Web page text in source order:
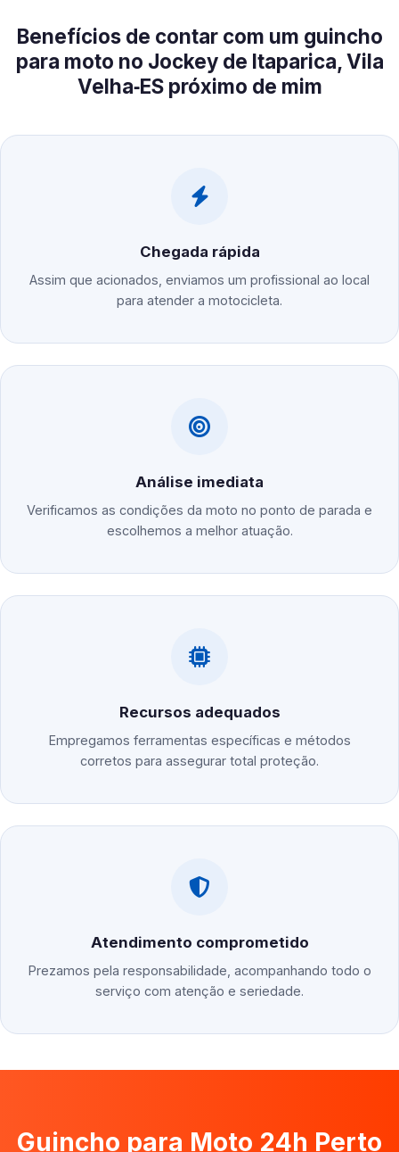
Benefícios de contar com um guincho
para moto no Jockey de Itaparica, Vila
Velha‑ES próximo de mim
Chegada rápida
Assim que acionados, enviamos um profissional ao local
para atender a motocicleta.
Análise imediata
Verificamos as condições da moto no ponto de parada e
escolhemos a melhor atuação.
Recursos adequados
Empregamos ferramentas específicas e métodos
corretos para assegurar total proteção.
Atendimento comprometido
Prezamos pela responsabilidade, acompanhando todo o
serviço com atenção e seriedade.
Guincho para Moto 24h Perto